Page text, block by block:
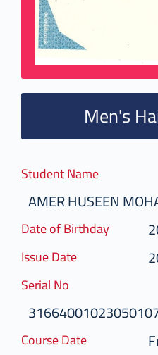
Men's
Student Name
AMER HUSEEN
Date of Birthday
Issue Date
Serial No
Course Date